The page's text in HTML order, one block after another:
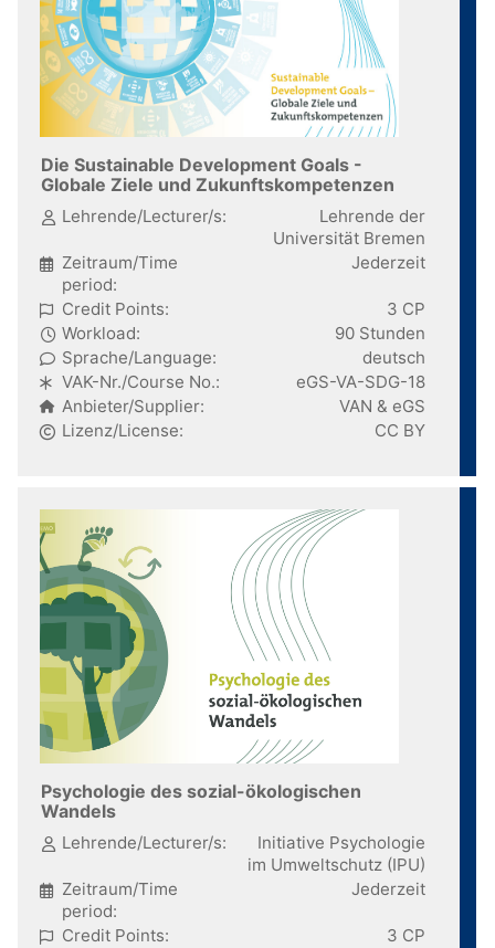
Die Sustainable Development Goals -
Globale Ziele und Zukunftskompetenzen
Lehrende/Lecturer/s:
Lehrende der
Universität Bremen
Zeitraum/Time
period:
Jederzeit
Credit Points:
3 CP
Workload:
90 Stunden
Sprache/Language:
deutsch
VAK-Nr./Course No.:
eGS-VA-SDG-18
Anbieter/Supplier:
VAN & eGS
Lizenz/License:
CC BY
Psychologie des sozial-ökologischen
Wandels
Lehrende/Lecturer/s:
Initiative Psychologie
im Umweltschutz (IPU)
Zeitraum/Time
period:
Jederzeit
Credit Points:
3 CP